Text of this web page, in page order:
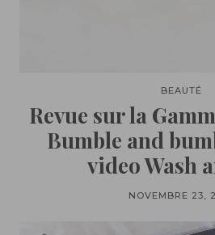
BEAUTÉ
Revue sur la
Bumble and
video Wash
NOVEMBRE 23,